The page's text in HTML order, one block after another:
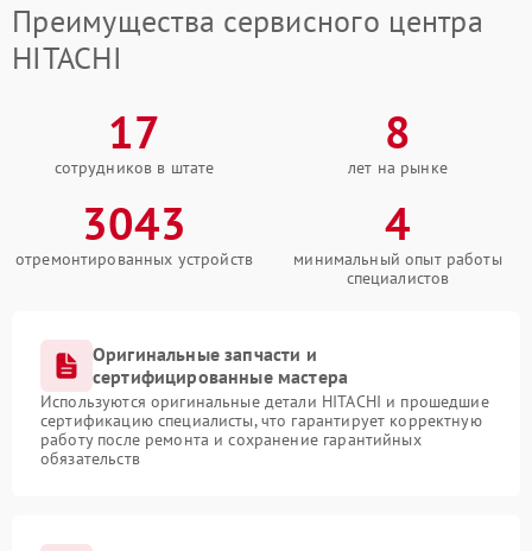
Преимущества сервисного центра
HITACHI
17
сотрудников в штате
8
лет на рынке
3043
отремонтированных устройств
4
минимальный опыт работы
специалистов
Оригинальные запчасти и
сертифицированные мастера
Используются оригинальные детали HITACHI и прошедшие
сертификацию специалисты, что гарантирует корректную
работу после ремонта и сохранение гарантийных
обязательств